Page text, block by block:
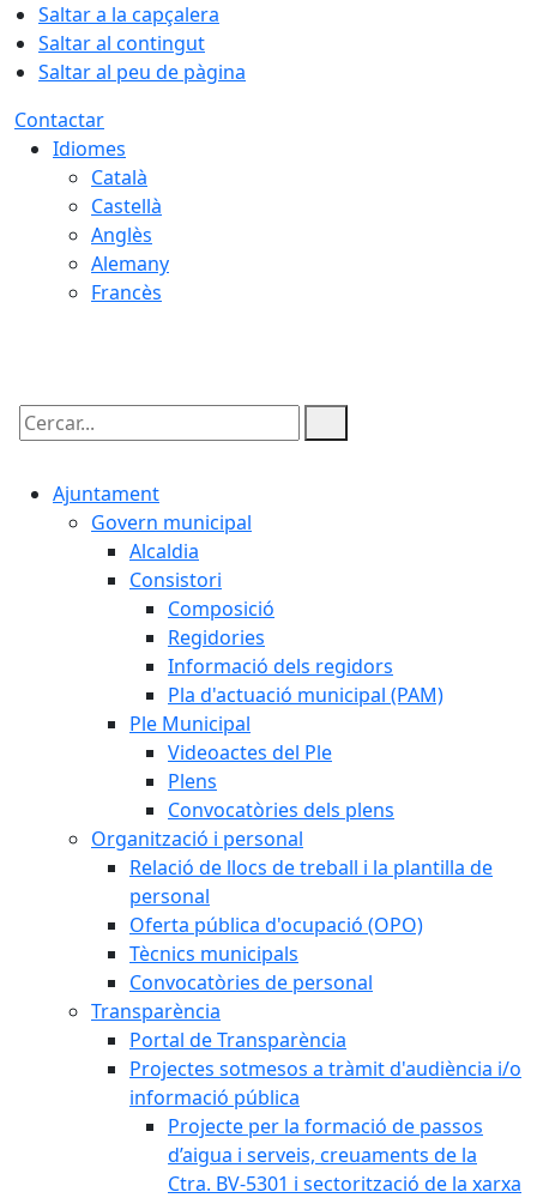
Saltar a la capçalera
Saltar al contingut
Saltar al peu de pàgina
Contactar
Idiomes
Català
Castellà
Anglès
Alemany
Francès
Cercar:
Ajuntament
Govern municipal
Alcaldia
Consistori
Composició
Regidories
Informació dels regidors
Pla d'actuació municipal (PAM)
Ple Municipal
Videoactes del Ple
Plens
Convocatòries dels plens
Organització i personal
Relació de llocs de treball i la plantilla de
personal
Oferta pública d'ocupació (OPO)
Tècnics municipals
Convocatòries de personal
Transparència
Portal de Transparència
Projectes sotmesos a tràmit d'audiència i/o
informació pública
Projecte per la formació de passos
d’aigua i serveis, creuaments de la
Ctra. BV-5301 i sectorització de la xarxa